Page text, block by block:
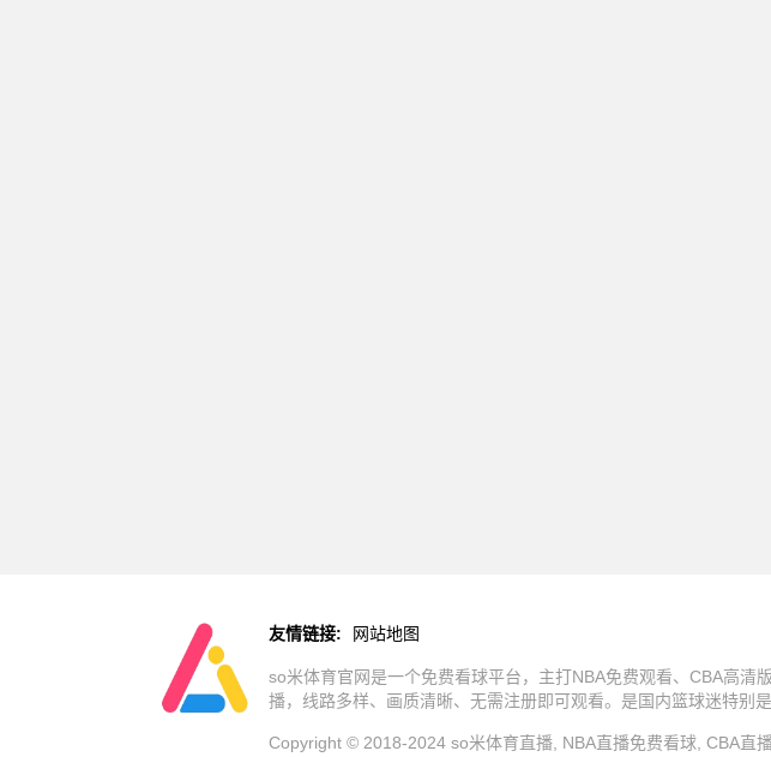
友情链接: 网站地图
so米体育官网是一个免费看球平台，主打NBA免费观看、CBA高
播，线路多样、画质清晰、无需注册即可观看。是国内篮球迷特别
Copyright © 2018-2024 so米体育直播, NBA直播免费看球, CBA直